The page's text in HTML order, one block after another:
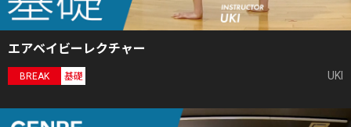
エアベイビーレクチャー
BREAK 基礎 UKI